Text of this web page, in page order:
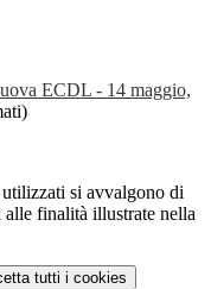
ECDL - 14 maggio,
si avvalgono di
finalità illustrate nella
tutti i cookies